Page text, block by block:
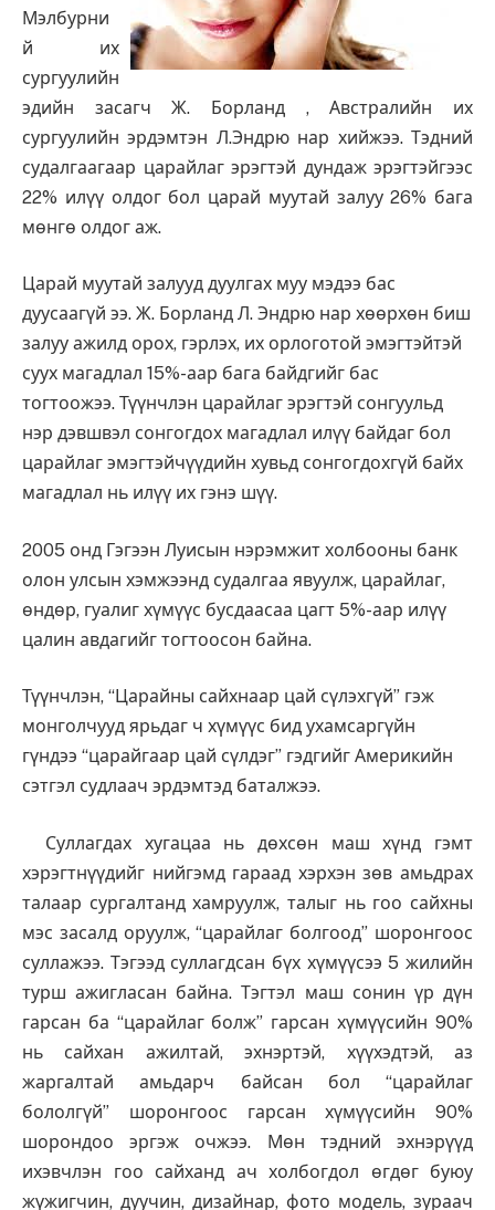
Мэлбурни
й их
сургуулийн
эдийн засагч Ж. Борланд , Австралийн их
сургуулийн эрдэмтэн Л.Эндрю нар хийжээ. Тэдний
судалгаагаар царайлаг эрэгтэй дундаж эрэгтэйгээс
22% илүү олдог бол царай муутай залуу 26% бага
мөнгө олдог аж.
Царай муутай залууд дуулгах муу мэдээ бас
дуусаагүй ээ. Ж. Борланд Л. Эндрю нар хөөрхөн биш
залуу ажилд орох, гэрлэх, их орлоготой эмэгтэйтэй
суух магадлал 15%-аар бага байдгийг бас
тогтоожээ. Түүнчлэн царайлаг эрэгтэй сонгуульд
нэр дэвшвэл сонгогдох магадлал илүү байдаг бол
царайлаг эмэгтэйчүүдийн хувьд сонгогдохгүй байх
магадлал нь илүү их гэнэ шүү.
2005 онд Гэгээн Луисын нэрэмжит холбооны банк
олон улсын хэмжээнд судалгаа явуулж, царайлаг,
өндөр, гуалиг хүмүүс бусдаасаа цагт 5%-аар илүү
цалин авдагийг тогтоосон байна.
Түүнчлэн, “Царайны сайхнаар цай сүлэхгүй” гэж
монголчууд ярьдаг ч хүмүүс бид ухамсаргүйн
гүндээ “царайгаар цай сүлдэг” гэдгийг Америкийн
сэтгэл судлаач эрдэмтэд баталжээ.
Суллагдах хугацаа нь дөхсөн маш хүнд гэмт
хэрэгтнүүдийг нийгэмд гараад хэрхэн зөв амьдрах
талаар сургалтанд хамруулж, талыг нь гоо сайхны
мэс засалд оруулж, “царайлаг болгоод” шоронгоос
суллажээ. Тэгээд суллагдсан бүх хүмүүсээ 5 жилийн
турш ажигласан байна. Тэгтэл маш сонин үр дүн
гарсан ба “царайлаг болж” гарсан хүмүүсийн 90%
нь сайхан ажилтай, эхнэртэй, хүүхэдтэй, аз
жаргалтай амьдарч байсан бол “царайлаг
бололгүй” шоронгоос гарсан хүмүүсийн 90%
шорондоо эргэж очжээ. Мөн тэдний эхнэрүүд
ихэвчлэн гоо сайханд ач холбогдол өгдөг буюу
жүжигчин, дуучин, дизайнар, фото модель, зураач